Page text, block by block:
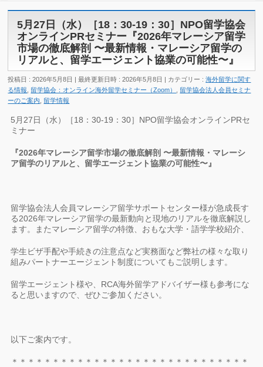
5月27日（水）［18：30-19：30］NPO留学協会
オンラインPRセミナー『2026年マレーシア留学
市場の徹底解剖 〜最新情報・マレーシア留学の
リアルと、留学エージェント協業の可能性〜』
投稿日 : 2026年5月8日 最終更新日時 : 2026年5月8日 カテゴリー :海外留学に関す
る情報
留学協会：オンライン海外留学セミナー（Zoom）
留学協会法人会員セミナ
ーのご案内
留学情報
5月27日（水）［18：30-19：30］NPO留学協会オンラインPRセ
ミナー
『2026年マレーシア留学市場の徹底解剖 〜最新情報・マレーシ
ア留学のリアルと、留学エージェント協業の可能性〜 』
留学協会法人会員マレーシア留学サポートセンター様が急成長す
る2026年マレーシア留学の最新動向と現地のリアルを徹底解説し
ます。またマレーシア留学の特徴、おもな大学・語学学校紹介、
学生ビザ手配や手続きの注意点など実務面など弊社の様々な取り
組みパートナーエージェント制度についてもご説明します。
留学エージェント様や、RCA海外留学アドバイザー様も参考にな
ると思いますので、ぜひご参加ください。
以下ご案内です。
＊＊＊＊＊＊＊＊＊＊＊＊＊＊＊＊＊＊＊＊＊＊＊＊＊＊＊＊＊